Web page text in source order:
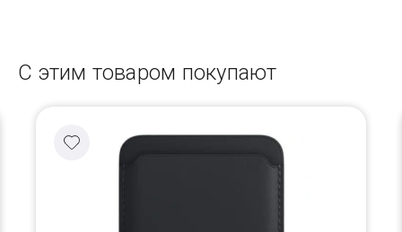
С этим товаром покупают